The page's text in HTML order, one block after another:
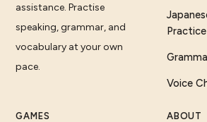
assistance. Practise
speaking, grammar, and
vocabulary at your own
pace.
Practice
Voice
GAMES ABOUT